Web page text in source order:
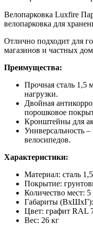
Велопарковка Luxfire
велопарковка для
Отлично подходит для
магазинов и частных
Преимущества:
Прочная сталь 1,5
нагрузки.
Двойная
порошковое
Кронштейны для
Универсальность
велосипедов.
Характеристики:
Материал: сталь
Покрытие:
Количество мест: 5
Габариты
Цвет: графит RAL
Вес: 26 кг